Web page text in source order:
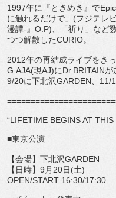
1997年に『ときめき』で
に触れるだけで」(フジテレ
漫譚-』O.P)、「祈り」など
つつ解散したCURIO。
2012年の再結成ライブをき
G.AJA(現AJ)にDr.BRITAIN
9/20に下北沢GARDEN、11/
“LIFETIME BEGINS AT THIS
■東京公演
【会場】下北沢GARDEN
【日時】9月20日(土)
OPEN/START 16:30/17:30